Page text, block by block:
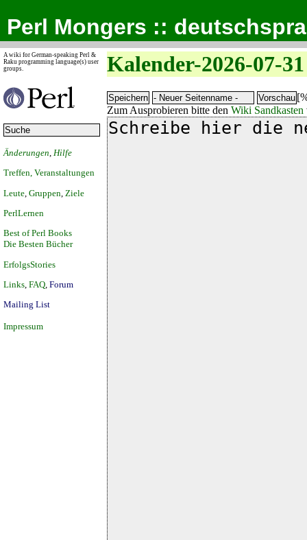
Perl Mongers ::
A wiki for German-speaking Perl &
Raku programming language(s) user
groups.
Änderungen Hilfe
Treffen, Veranstaltungen
Leute Gruppen Ziele
PerlLernen
Best of Perl Books
Die Besten Bücher
ErfolgsStories
Links FAQ Forum
Mailing List
Impressum
Kalender-2026-07-31
Zum Ausprobieren bitte den Wiki Sandkasten